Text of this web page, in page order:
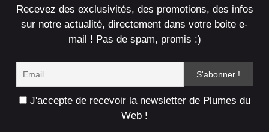
Recevez des exclusivités, des promotions, des infos
sur notre actualité, directement dans votre boite e-
mail ! Pas de spam, promis :)
J'accepte de recevoir la newsletter de Plumes du
Web !